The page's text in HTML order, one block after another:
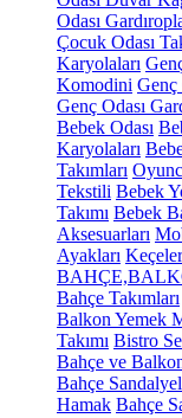
Odası
Çocuk Odası
Karyolaları
Komodini Genç
Genç Odası
Bebek Odası
Karyolaları
Takımları
Tekstili Bebek
Takımı Bebek
Aksesuarları
Ayakları Keçeler
Bahçe Takımları
Balkon Yemek
Takımı Bistro
Bahçe ve
Bahçe
Hamak Bahçe